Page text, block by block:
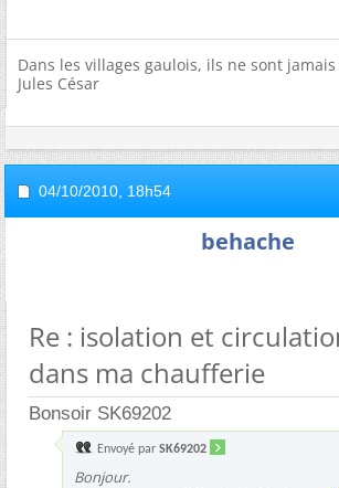
Dans les villages gaulois, ils ne sont
Jules César
04/10/2010, 18h54
behache
Re : isolation et
dans ma chaufferie
Bonsoir SK69202
Envoyé par SK69202
Bonjour.